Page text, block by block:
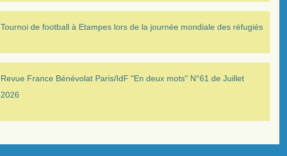
Tournoi de football à Etampes lors de la journée mondiale des réfugiés
Revue France Bénévolat Paris/IdF "En deux mots" N°61 de Juillet
2026